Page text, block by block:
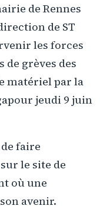
de Rennes
de ST
les forces
de grèves des
matériel par la
jeudi 9 juin
faire
le site de
où une
avenir.